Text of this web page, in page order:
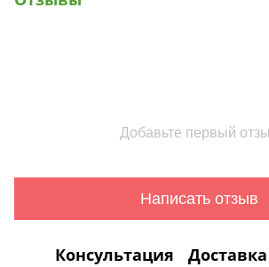
Добавьте первый
Написать отзыв
Консультация Доставка